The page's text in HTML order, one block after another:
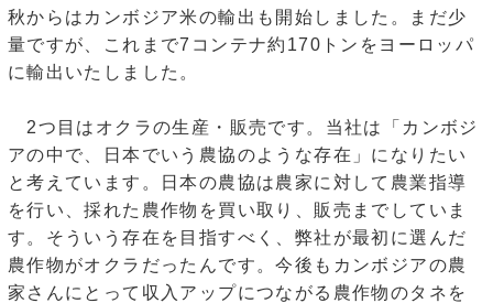
秋からはカンボジア米の輸出も開始しました。まだ少
量ですが、これまで7コンテナ約170トンをヨーロッパ
に輸出いたしました。
2つ目はオクラの生産・販売です。当社は「カンボジ
アの中で、日本でいう農協のような存在」になりたい
と考えています。日本の農協は農家に対して農業指導
を行い、採れた農作物を買い取り、販売までしていま
す。そういう存在を目指すべく、弊社が最初に選んだ
農作物がオクラだったんです。今後もカンボジアの農
家さんにとって収入アップにつながる農作物のタネを